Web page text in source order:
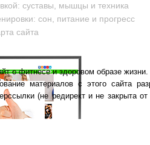
суставы, мышцы и техника
сон, питание и прогресс
сайта
о фитнесе и здоровом образе
материалов с этого сайта
(не редирект и не закрыта